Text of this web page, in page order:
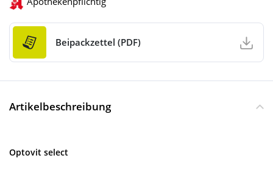
Beipackzettel (PDF)
Artikelbeschreibung
Optovit select